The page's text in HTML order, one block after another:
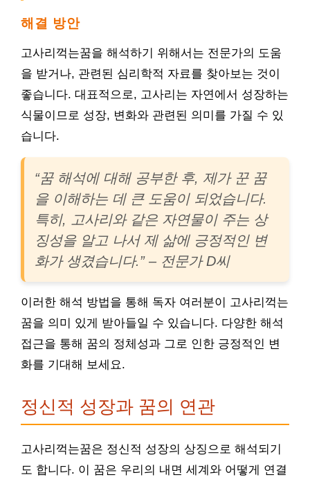
해결 방안
고사리꺽는꿈을 해석하기 위해서는 전문가의 도움
을 받거나, 관련된 심리학적 자료를 찾아보는 것이
좋습니다. 대표적으로, 고사리는 자연에서 성장하는
식물이므로 성장, 변화와 관련된 의미를 가질 수 있
습니다.
“꿈 해석에 대해 공부한 후, 제가 꾼 꿈
을 이해하는 데 큰 도움이 되었습니다.
특히, 고사리와 같은 자연물이 주는 상
징성을 알고 나서 제 삶에 긍정적인 변
화가 생겼습니다.” – 전문가 D씨
이러한 해석 방법을 통해 독자 여러분이 고사리꺽는
꿈을 의미 있게 받아들일 수 있습니다. 다양한 해석
접근을 통해 꿈의 정체성과 그로 인한 긍정적인 변
화를 기대해 보세요.
정신적 성장과 꿈의 연관
고사리꺽는꿈은 정신적 성장의 상징으로 해석되기
도 합니다. 이 꿈은 우리의 내면 세계와 어떻게 연결